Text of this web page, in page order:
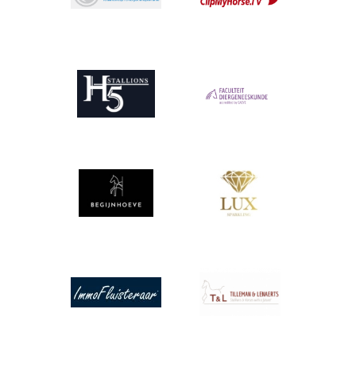
Afbeelding Afbeelding
Afbeelding Afbeelding
Afbeelding Afbeelding